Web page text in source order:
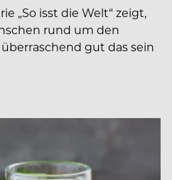
„So isst die Welt“ zeigt,
rund um den
gut das sein